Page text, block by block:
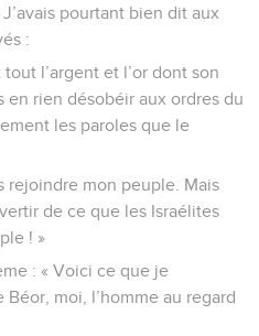
pourtant bien dit aux
:
l’argent et l’or dont son
en rien désobéir aux ordres du
les paroles que le
rejoindre mon peuple. Mais
de ce que les Israélites
! »
: « Voici ce que je
moi, l’homme au regard